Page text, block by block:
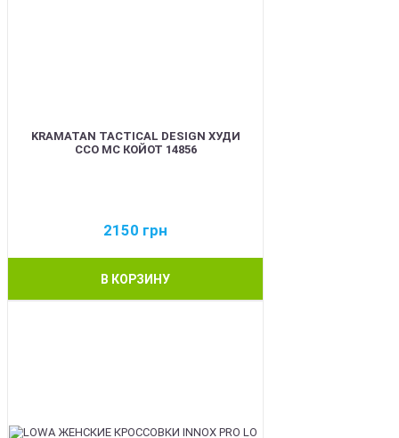
KRAMATAN TACTICAL DESIGN ХУДИ
ССО МС КОЙОТ 14856
2150 грн
В КОРЗИНУ